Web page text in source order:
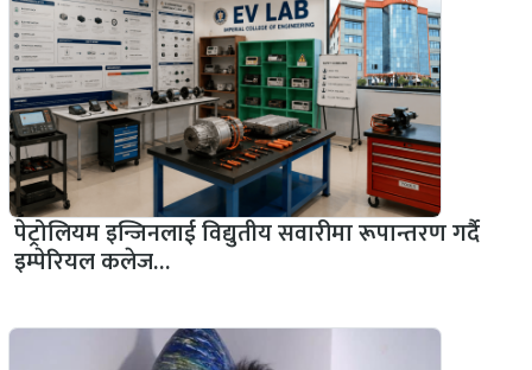
पेट्रोलियम इन्जिनलाई विद्युतीय सवारीमा रूपान्तरण गर्दै
इम्पेरियल कलेज…